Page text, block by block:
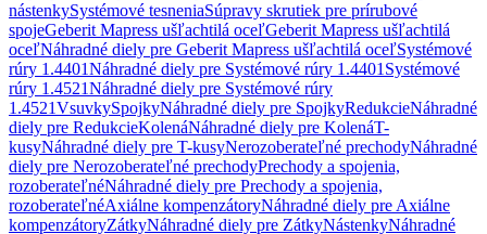
nástenkySystémové tesneniaSúpravy skrutiek pre prírubové
spojeGeberit Mapress ušľachtilá oceľGeberit Mapress ušľachtilá
oceľNáhradné diely pre Geberit Mapress ušľachtilá oceľSystémové
rúry 1.4401Náhradné diely pre Systémové rúry 1.4401 Systémové
rúry 1.4521Náhradné diely pre Systémové rúry
1.4521VsuvkySpojkyNáhradné diely pre SpojkyRedukcieNáhradné
diely pre RedukcieKolenáNáhradné diely pre KolenáT-
kusyNáhradné diely pre T-kusyNerozoberateľné prechodyNáhradné
diely pre Nerozoberateľné prechodyPrechody a spojenia,
rozoberateľnéNáhradné diely pre Prechody a spojenia,
rozoberateľnéAxiálne kompenzátoryNáhradné diely pre Axiálne
kompenzátoryZátkyNáhradné diely pre ZátkyNástenkyNáhradné